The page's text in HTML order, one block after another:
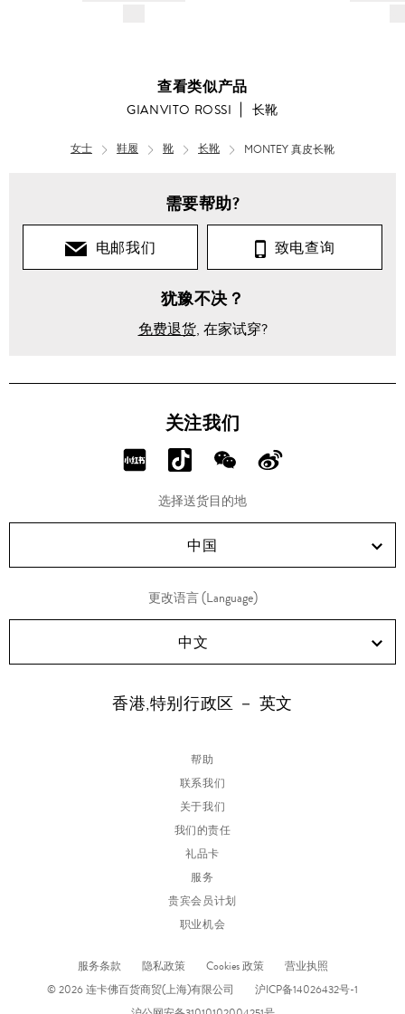
查看类似产品
GIANVITO ROSSI 长靴
女士 鞋履 靴 长靴 MONTEY 真皮长靴
需要帮助?
电邮我们 致电查询
犹豫不决？
免费退货, 在家试穿?
关注我们
分
RED!
分
享
Douyin!
分
享
WeChat!
分
Weibo!
选择送货目的地
中国
更改语言 (Language)
中文
香港,特别行政区 － 英文
帮助
联系我们
关于我们
我们的责任
礼品卡
服务
贵宾会员计划
职业机会
服务条款 隐私政策 Cookies 政策
营业执照
© 2026 连卡佛百货商贸(上海)有限公司
沪ICP备14026432号-1